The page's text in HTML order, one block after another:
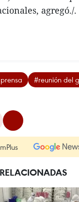
agregó./.
#reunión del